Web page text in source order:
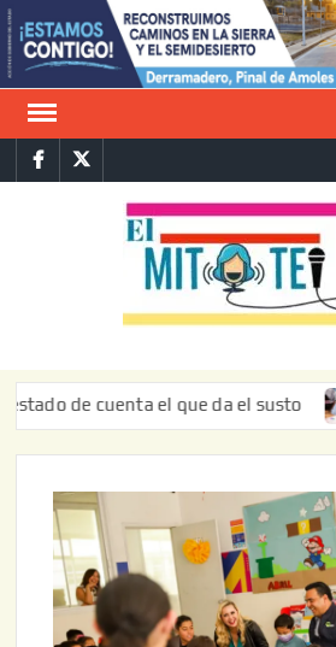
Saltar
al
contenido
FacebookTwitter
cuenta el que da el susto